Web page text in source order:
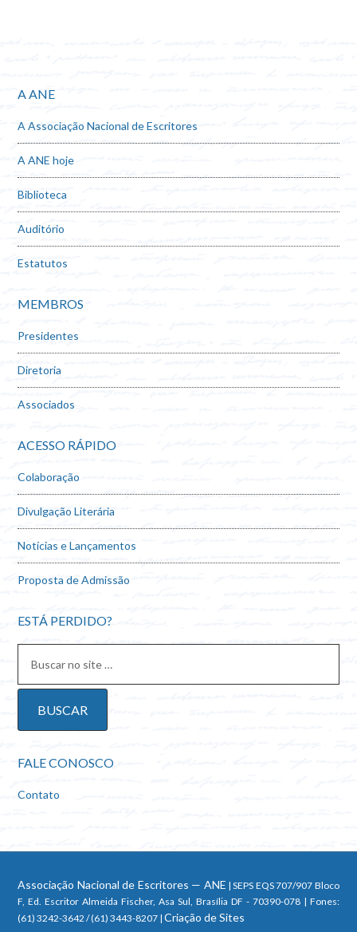
A ANE
A Associação Nacional de Escritores
A ANE hoje
Biblioteca
Auditório
Estatutos
MEMBROS
Presidentes
Diretoria
Associados
ACESSO RÁPIDO
Colaboração
Divulgação Literária
Notícias e Lançamentos
Proposta de Admissão
ESTÁ PERDIDO?
FALE CONOSCO
Contato
Associação Nacional de Escritores — ANE | SEPS EQS 707/907 Bloco
F, Ed. Escritor Almeida Fischer, Asa Sul, Brasília DF - 70390-078 | Fones:
(61) 3242-3642 / (61) 3443-8207 |Criação de Sites